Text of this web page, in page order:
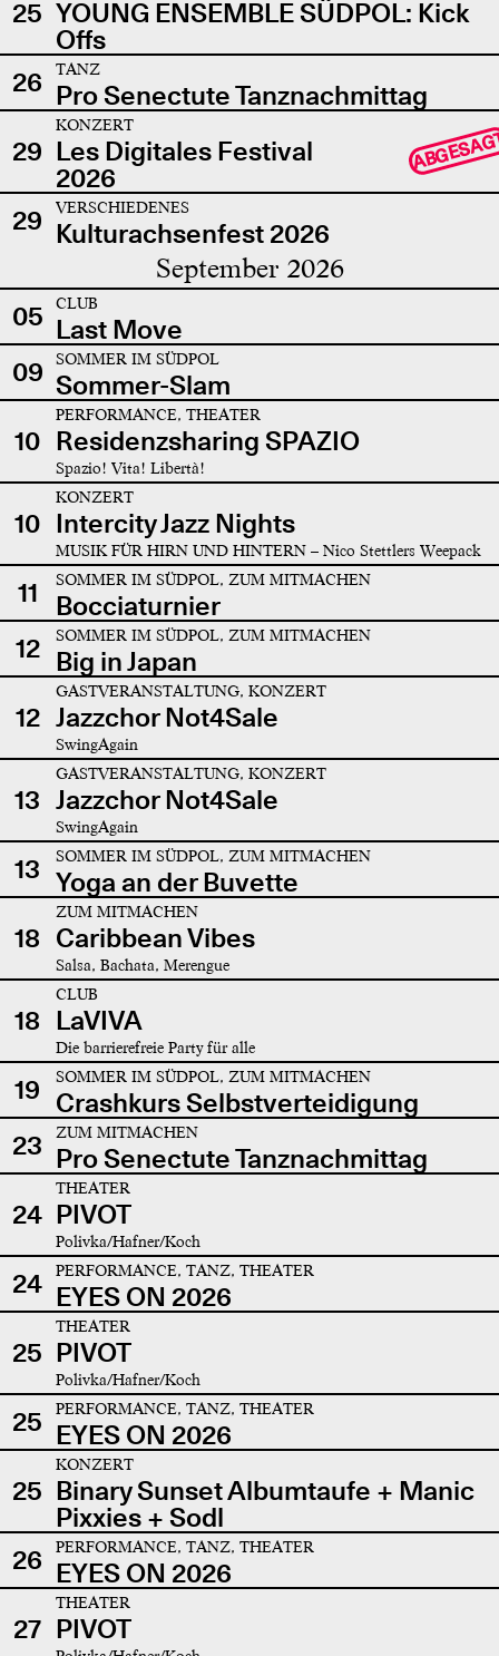
25 YOUNG ENSEMBLE SÜDPOL: Kick
Offs
26
TANZ
Pro Senectute Tanznachmittag
29
KONZERT
Les Digitales Festival
2026
29 VERSCHIEDENES
Kulturachsenfest 2026
September 2026
05 CLUB
Last Move
09
SOMMER IM SÜDPOL
Sommer-Slam
10
PERFORMANCE, THEATER
Residenzsharing SPAZIO
Spazio! Vita! Libertà!
10
KONZERT
Intercity Jazz Nights
MUSIK FÜR HIRN UND HINTERN – Nico Stettlers Weepack
11 SOMMER IM SÜDPOL, ZUM MITMACHEN
Bocciaturnier
12
SOMMER IM SÜDPOL, ZUM MITMACHEN
Big in Japan
12
GASTVERANSTALTUNG, KONZERT
Jazzchor Not4Sale
SwingAgain
13
GASTVERANSTALTUNG, KONZERT
Jazzchor Not4Sale
SwingAgain
13 SOMMER IM SÜDPOL, ZUM MITMACHEN
Yoga an der Buvette
18
ZUM MITMACHEN
Caribbean Vibes
Salsa, Bachata, Merengue
18
CLUB
LaVIVA
Die barrierefreie Party für alle
19 SOMMER IM SÜDPOL, ZUM MITMACHEN
Crashkurs Selbstverteidigung
23
ZUM MITMACHEN
Pro Senectute Tanznachmittag
24
THEATER
PIVOT
Polivka/Hafner/Koch
24 PERFORMANCE, TANZ, THEATER
EYES ON 2026
25
THEATER
PIVOT
Polivka/Hafner/Koch
25 PERFORMANCE, TANZ, THEATER
EYES ON 2026
25
KONZERT
Binary Sunset Albumtaufe + Manic
Pixxies + Sodl
26
PERFORMANCE, TANZ, THEATER
EYES ON 2026
27
THEATER
PIVOT